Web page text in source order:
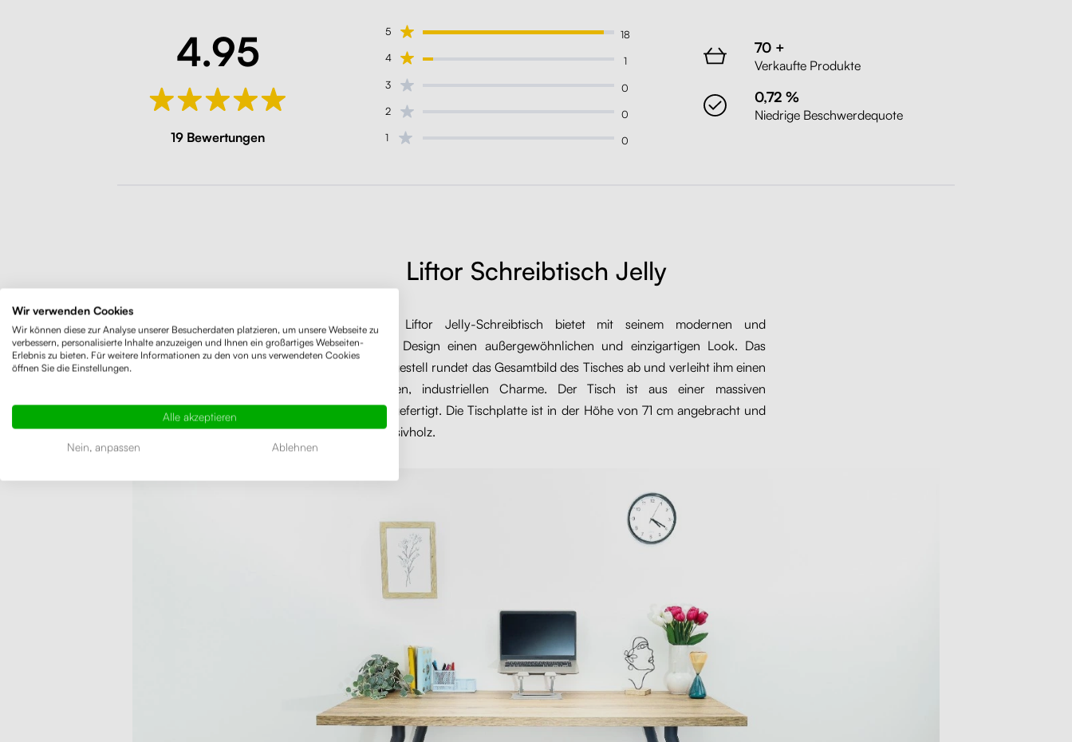
4.95
19 Bewertungen
5
18
4
1
3
0
2
0
1
0
70 +
Verkaufte Produkte
0,72 %
Niedrige Beschwerdequote
Liftor Schreibtisch Jelly
Der klassische Liftor Jelly-Schreibtisch bietet mit seinem modernen und
minimalistischen Design einen außergewöhnlichen und einzigartigen Look. Das
gebogene Stahlgestell rundet das Gesamtbild des Tisches ab und verleiht ihm einen
ganz besonderen, industriellen Charme. Der Tisch ist aus einer massiven
Holzspanplatte gefertigt. Die Tischplatte ist in der Höhe von 71 cm angebracht und
besteht aus Massivholz.
Wir verwenden Cookies
Wir können diese zur Analyse unserer Besucherdaten platzieren, um unsere Webseite zu
verbessern, personalisierte Inhalte anzuzeigen und Ihnen ein großartiges Webseiten-
Erlebnis zu bieten. Für weitere Informationen zu den von uns verwendeten Cookies
öffnen Sie die Einstellungen.
Alle akzeptieren
Nein, anpassen Ablehnen